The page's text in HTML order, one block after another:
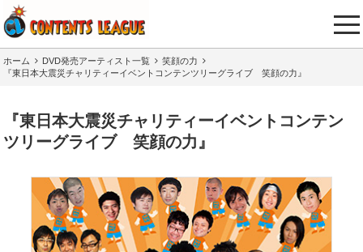
ホーム DVD発売アーティスト一覧
笑顔の力
『東日本大震災チャリティーイベントコンテンツリーグライブ 笑顔の力』
『東日本大震災チャリティーイベントコンテン
ツリーグライブ 笑顔の力』